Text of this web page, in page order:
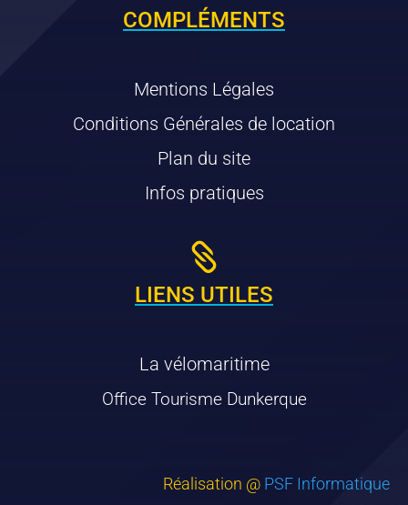
COMPLÉMENTS
Mentions Légales
Conditions Générales de location
Plan du site
Infos pratiques

LIENS UTILES
La vélomaritime
Office Tourisme Dunkerque
Réalisation @ PSF Informatique